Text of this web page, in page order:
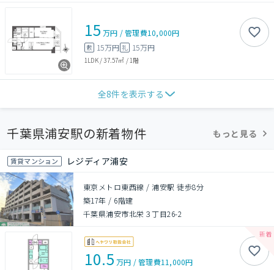
15 万円 /管理費10,000円
敷 15万円 礼 15万円
1LDK/37.57㎡ / 1階
全8件を表示する
千葉県浦安駅の新着物件 もっと見る
賃貸マンション レジディア浦安
東京メトロ東西線 / 浦安駅 徒歩8分
築17年 / 6階建
千葉県浦安市北栄３丁目26-2
10.5 万円 /管理費11,000円